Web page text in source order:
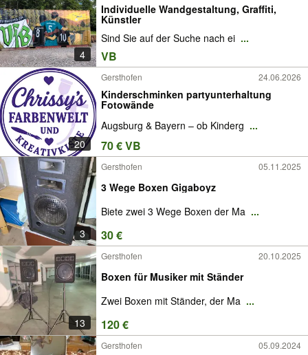
4
Individuelle Wandgestaltung, Graffiti,
Künstler
Sind Sie auf der Suche nach ei ...
VB
20
Gersthofen 24.06.2026
Kinderschminken partyunterhaltung
Fotowände
Augsburg & Bayern – ob Kinderg ...
70 € VB
3
Gersthofen 05.11.2025
3 Wege Boxen Gigaboyz
Biete zwei 3 Wege Boxen der Ma ...
30 €
13
Gersthofen 20.10.2025
Boxen für Musiker mit Ständer
Zwei Boxen mit Ständer, der Ma ...
120 €
Gersthofen 05.09.2024